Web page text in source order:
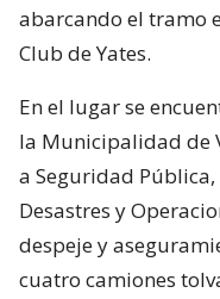
abarcando el tramo
Club de Yates.
En el lugar se
la Municipalidad de
a Seguridad Pública,
Desastres y
despeje y
cuatro camiones